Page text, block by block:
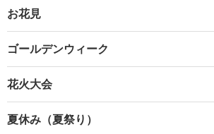
お花見
ゴールデンウィーク
花火大会
夏休み（夏祭り）